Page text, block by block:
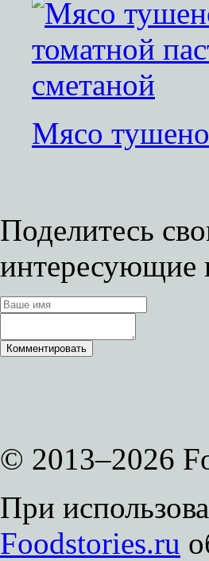
Мясо
Поделитесь
интересующие
© 2013–2026
При
Foodstories.ru